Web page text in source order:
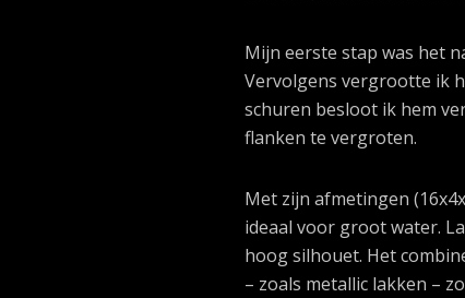
Mijn eerste stap was het
Vervolgens vergrootte ik
schuren besloot ik hem
flanken te vergroten.
Met zijn afmetingen
ideaal voor groot water.
hoog silhouet. Het
– zoals metallic lakken –